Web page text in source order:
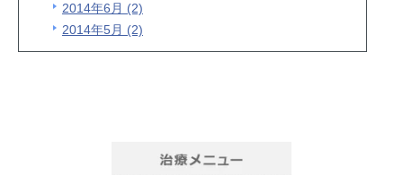
2014年6月 (2)
2014年5月 (2)